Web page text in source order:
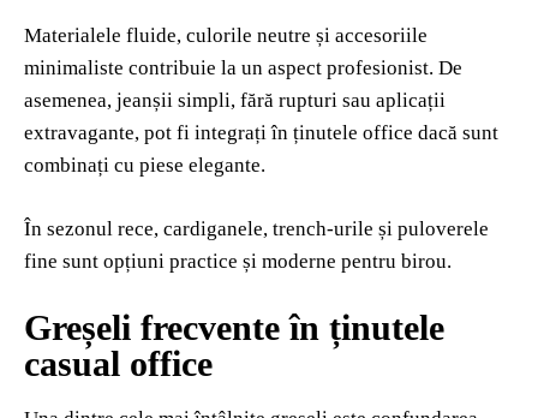
Materialele fluide, culorile neutre și accesoriile
minimaliste contribuie la un aspect profesionist. De
asemenea, jeanșii simpli, fără rupturi sau aplicații
extravagante, pot fi integrați în ținutele office dacă sunt
combinați cu piese elegante.
În sezonul rece, cardiganele, trench-urile și puloverele
fine sunt opțiuni practice și moderne pentru birou.
Greșeli frecvente în ținutele
casual office